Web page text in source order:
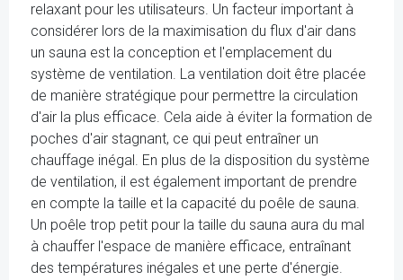
relaxant pour les utilisateurs. Un facteur important à
considérer lors de la maximisation du flux d'air dans
un sauna est la conception et l'emplacement du
système de ventilation. La ventilation doit être placée
de manière stratégique pour permettre la circulation
d'air la plus efficace. Cela aide à éviter la formation de
poches d'air stagnant, ce qui peut entraîner un
chauffage inégal. En plus de la disposition du système
de ventilation, il est également important de prendre
en compte la taille et la capacité du poêle de sauna.
Un poêle trop petit pour la taille du sauna aura du mal
à chauffer l'espace de manière efficace, entraînant
des températures inégales et une perte d'énergie.